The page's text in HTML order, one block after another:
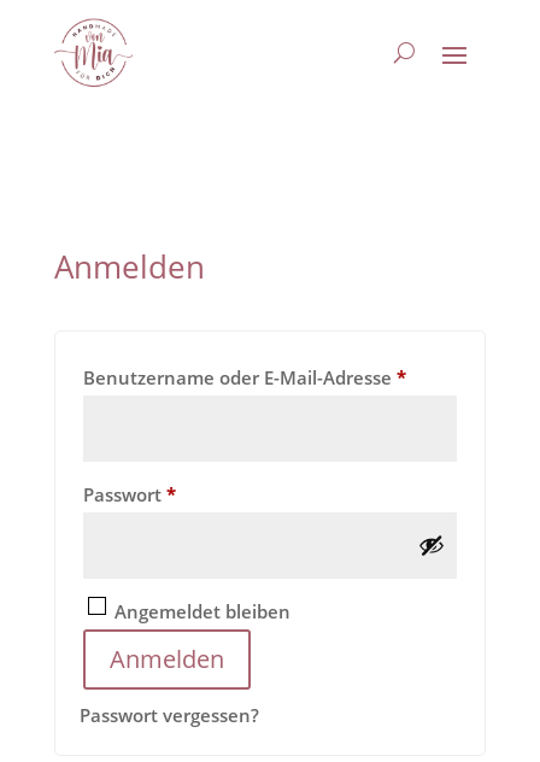
Anmelden
Benutzername oder E-Mail-Adresse *Erforderlich
Passwort *Erforderlich
Angemeldet bleiben
Anmelden
Passwort vergessen?